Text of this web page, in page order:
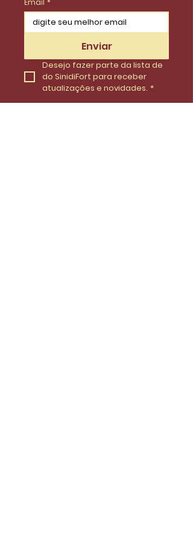
Email *
Enviar
Desejo fazer parte da lista de
do SinidiFort para receber
atualizações e novidades. *